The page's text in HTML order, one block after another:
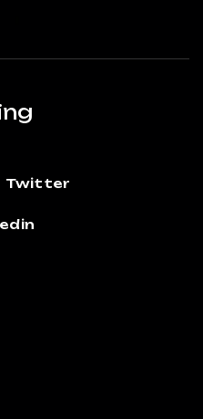
Twitter